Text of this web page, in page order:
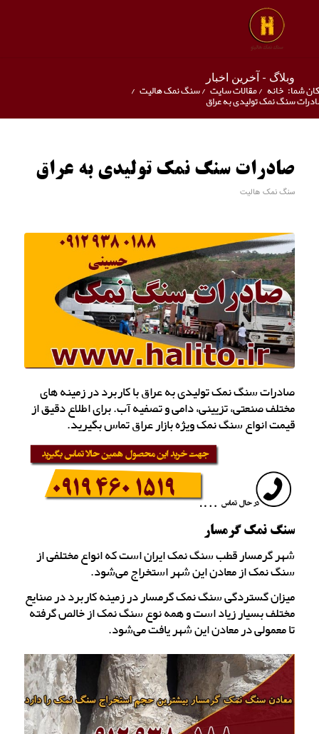
وبلاگ - آخرین اخبار
شما: خانه /مقالات سایت /سنگ نمک هالیت /
سنگ نمک تولیدی به عراق
صادرات سنگ نمک تولیدی به عراق
سنگ نمک هالیت
صادرات سنگ نمک تولیدی به عراق با کاربرد در زمینه های
مختلف صنعتی، تزیینی، دامی و تصفیه آب. برای اطلاع دقیق از
قیمت انواع سنگ نمک ویژه بازار عراق تماس بگیرید.
سنگ نمک گرمسار
شهر گرمسار قطب سنگ نمک ایران است که انواع مختلفی از
سنگ نمک از معادن این شهر استخراج می‌شود.
میزان گستردگی سنگ نمک گرمسار در زمینه کاربرد در صنایع
مختلف بسیار زیاد است و همه نوع سنگ نمک از خالص گرفته
تا معمولی در معادن این شهر یافت می‌شود.